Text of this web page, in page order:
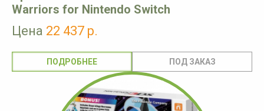
Warriors for Nintendo Switch
Цена 22 437 р.
ПОДРОБНЕЕ